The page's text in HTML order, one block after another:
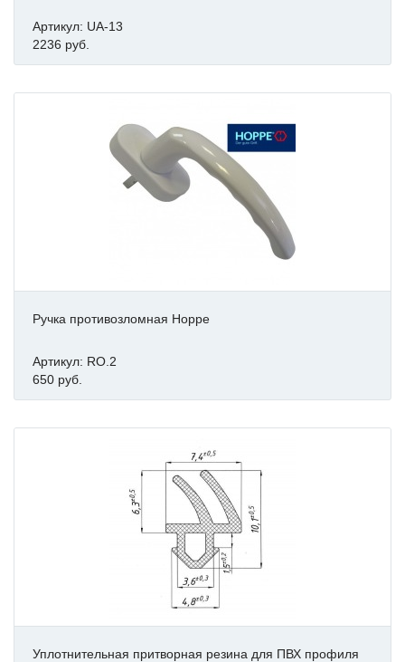
Артикул: UA-13
2236 руб.
Ручка противозломная Hoppe
Артикул: RO.2
650 руб.
Уплотнительная притворная резина для ПВХ профиля